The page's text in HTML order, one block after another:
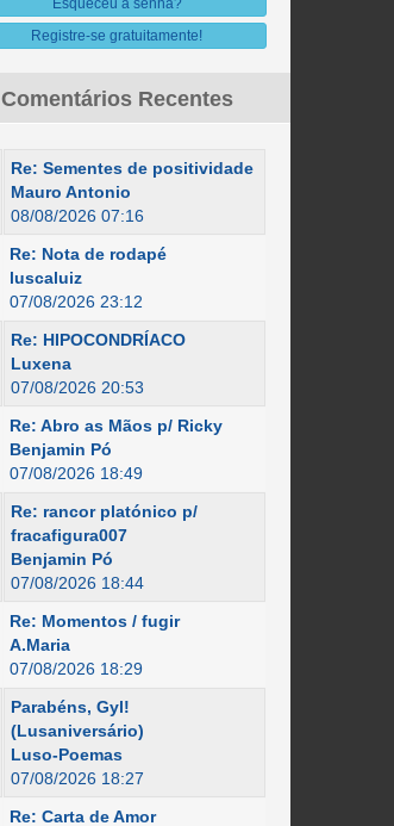
Esqueceu a senha?
Registre-se gratuitamente!
Comentários Recentes
Re: Sementes de positividade
Mauro Antonio
08/08/2026 07:16
Re: Nota de rodapé
luscaluiz
07/08/2026 23:12
Re: HIPOCONDRÍACO
Luxena
07/08/2026 20:53
Re: Abro as Mãos p/ Ricky
Benjamin Pó
07/08/2026 18:49
Re: rancor platónico p/
fracafigura007
Benjamin Pó
07/08/2026 18:44
Re: Momentos / fugir
A.Maria
07/08/2026 18:29
Parabéns, Gyl!
(Lusaniversário)
Luso-Poemas
07/08/2026 18:27
Re: Carta de Amor